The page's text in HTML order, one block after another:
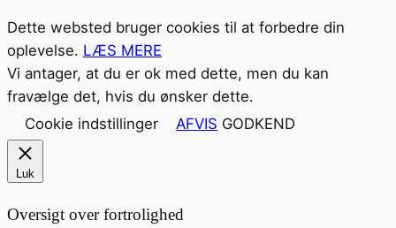
Dette websted bruger cookies til at forbedre din
oplevelse. LÆS MERE
Vi antager, at du er ok med dette, men du kan
fravælge det, hvis du ønsker dette.
Cookie indstillinger
AFVIS GODKEND
Luk
Oversigt over fortrolighed